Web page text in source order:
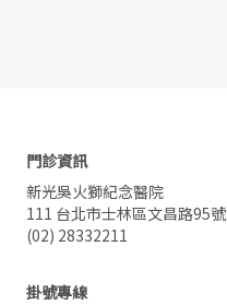
門診資訊
新光吳火獅紀念醫院
111 台北市士林區文昌路95號
(02) 28332211
掛號專線